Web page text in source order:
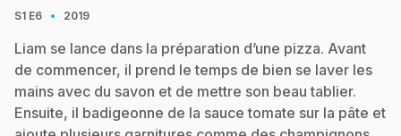
S1 E6 · 2019
Liam se lance dans la préparation d’une pizza. Avant
de commencer, il prend le temps de bien se laver les
mains avec du savon et de mettre son beau tablier.
Ensuite, il badigeonne de la sauce tomate sur la pâte et